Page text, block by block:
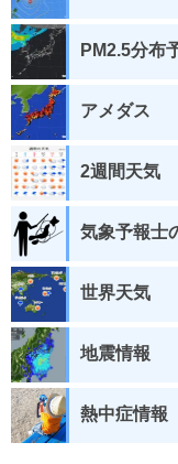
PM2.5分布
アメダス
2週間天気
気象予報士
世界天気
地震情報
熱中症情報